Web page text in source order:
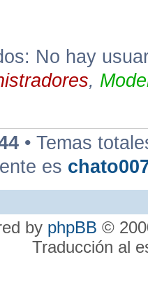
No hay
,
• Temas
es
by phpBB ©
Traducción al